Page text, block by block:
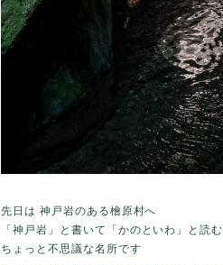
先日は 神戸岩のある檜原村へ
「神戸岩」と書いて「かのといわ」と読む
ちょっと不思議な名所です